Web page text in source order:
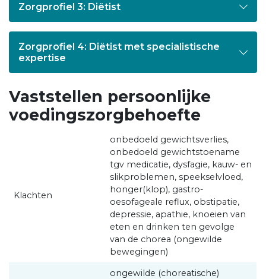
Zorgprofiel 3: Diëtist
Zorgprofiel 4: Diëtist met specialistische
expertise
Vaststellen persoonlijke
voedingszorgbehoefte
Klachten
onbedoeld gewichtsverlies,
onbedoeld gewichtstoename
tgv medicatie, dysfagie, kauw- en
slikproblemen, speekselvloed,
honger(klop), gastro-
oesofageale reflux, obstipatie,
depressie, apathie, knoeien van
eten en drinken ten gevolge
van de chorea (ongewilde
bewegingen)
ongewilde (choreatische)